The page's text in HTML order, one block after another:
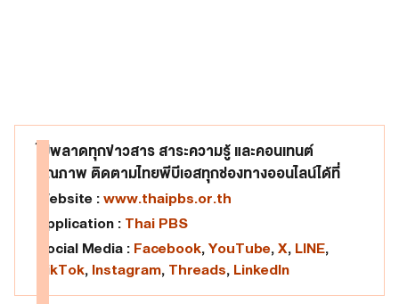
ไม่พลาดทุกข่าวสาร สาระความรู้ และคอนเทนต์
คุณภาพ ติดตามไทยพีบีเอสทุกช่องทางออนไลน์ได้ที่
Website : www.thaipbs.or.th
Application : Thai PBS
Social Media : Facebook, YouTube, X, LINE,
TikTok, Instagram, Threads, LinkedIn